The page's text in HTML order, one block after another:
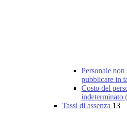
Personale
pubblicare in
Costo del
indeterminato
Tassi di assenza 13